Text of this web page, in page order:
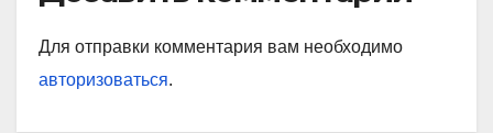
Для отправки комментария вам необходимо
авторизоваться.